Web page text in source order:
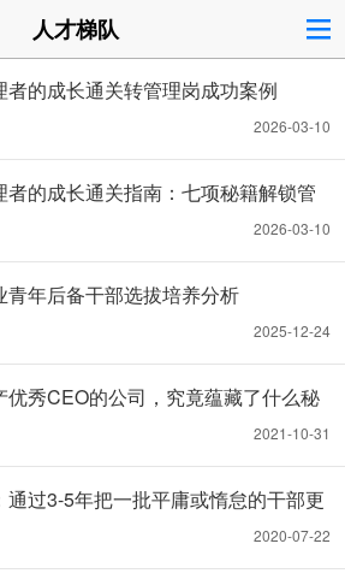
人才梯队
者的成长通关转管理岗成功案例
2026-03-10
者的成长通关指南：七项秘籍解锁管
2026-03-10
青年后备干部选拔培养分析
2025-12-24
优秀CEO的公司，究竟蕴藏了什么秘
2021-10-31
通过3-5年把一批平庸或惰怠的干部更
2020-07-22